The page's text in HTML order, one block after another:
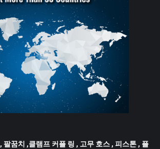
, 팔꿈치 ,클램프 커플 링 , 고무 호스 , 피스톤 , 플